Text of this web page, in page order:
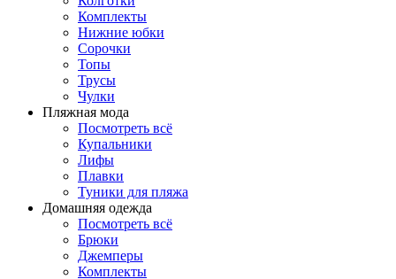
Комплекты
Нижние юбки
Сорочки
Топы
Трусы
Чулки
Пляжная мода
Посмотреть всё
Купальники
Лифы
Плавки
Туники для пляжа
Домашняя одежда
Посмотреть всё
Брюки
Джемперы
Комплекты